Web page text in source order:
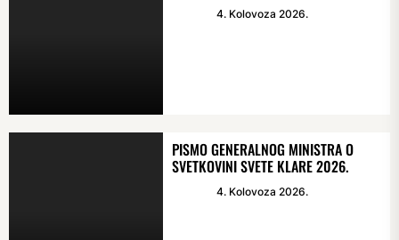
4. Kolovoza 2026.
PISMO GENERALNOG MINISTRA O
SVETKOVINI SVETE KLARE 2026.
4. Kolovoza 2026.